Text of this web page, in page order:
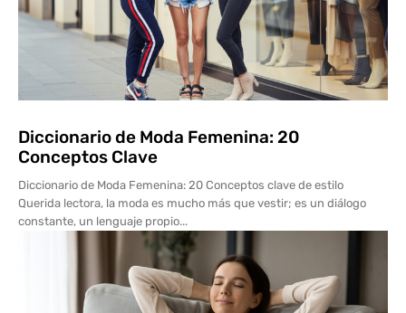
Diccionario de Moda Femenina: 20
Conceptos Clave
Diccionario de Moda Femenina: 20 Conceptos clave de estilo
Querida lectora, la moda es mucho más que vestir; es un diálogo
constante, un lenguaje propio...